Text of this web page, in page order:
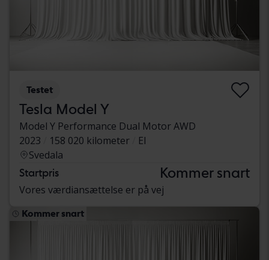
Testet
Tesla Model Y
Model Y Performance Dual Motor AWD
2023
158 020 kilometer
El
Svedala
Startpris Kommer snart
Vores værdiansættelse er på vej
Kommer snart